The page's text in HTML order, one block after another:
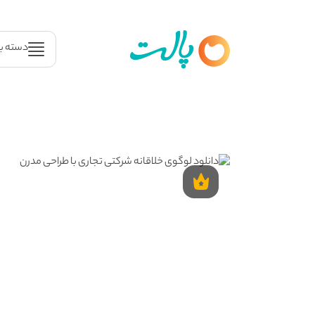
دسته